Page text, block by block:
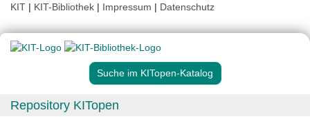
KIT | KIT-Bibliothek | Impressum | Datenschutz
Suche im KITopen-Katalog
Repository KITopen